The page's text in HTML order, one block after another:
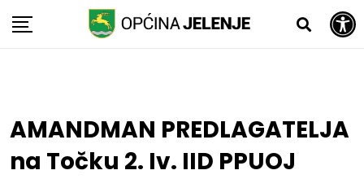
Open toolbar
Skip
AMANDMAN PREDLAGATELJA
na Točku 2. Iv. IID PPUOJ